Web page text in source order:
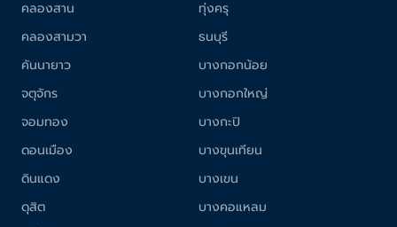
คลองสาน
คลองสามวา
คันนายาว
จตุจักร
จอมทอง
ดอนเมือง
ดินแดง
ดุสิต
ทุ่งครุ
ธนบุรี
บางกอกน้อย
บางกอกใหญ่
บางกะปิ
บางขุนเทียน
บางเขน
บางคอแหลม